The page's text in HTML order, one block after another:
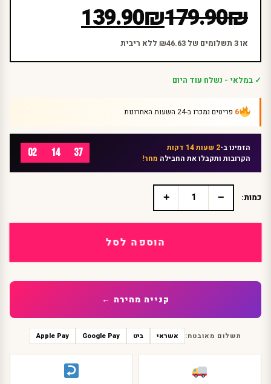
₪
179.90המחיר
המקורי
היה:
₪
139.90
המחיר
הנוכחי
הוא:או 3 תשלומים של ₪46.63 ללא ריבית
✓ במלאי - נשלח עוד היום
6 פריטים נמכרו ב-24 השעות האחרונות
הזמינו ב-2 שעות 14 דקות
הקרובות ותקבלו את החבילה מחר! 02 14 37
כמות
פאה
סגול
פרימיום
כמות: −
+
הוספה לסל
קנייה מהירה ←
תשלום מאובטח: אשראי ביט Google Pay
Apple Pay